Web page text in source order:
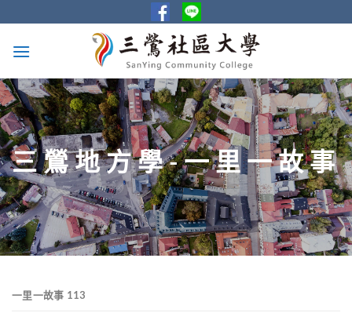
to
content
三鶯地方學-一里一故事
一里一故事 113